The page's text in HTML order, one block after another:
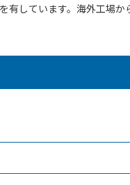
しています。海外工場